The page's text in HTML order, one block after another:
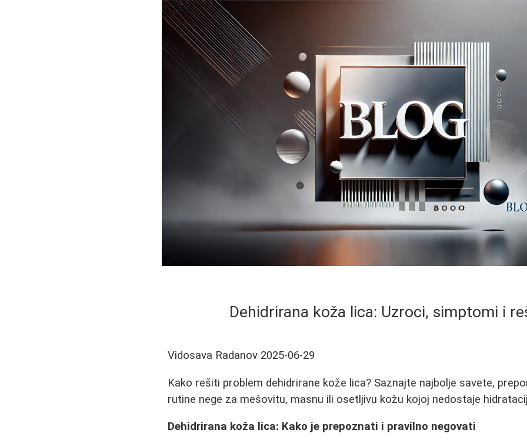
Dehidrirana koža lica: Uzroci, simptomi i
Vidosava Radanov 2025-06-29
Kako rešiti problem dehidrirane kože lica? Saznajte najbolje savete,
rutine nege za mešovitu, masnu ili osetljivu kožu kojoj nedostaje
Dehidrirana koža lica: Kako je prepoznati i pravilno negovati